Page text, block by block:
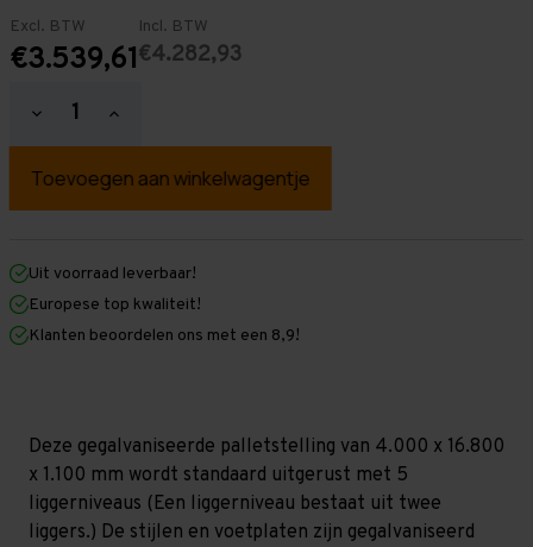
Excl. BTW
€3.539,61
Incl. BTW
€4.282,93
Hoeveelheid
verlagen
Palletstelling
mm
mm
x
1.100
mm
-
Middel
-
T100
Hoeveelheid
verhogen
Palletstelling
mm
mm
1.100
mm
-
Middel
-
T100
Uit voorraad leverbaar!
Europese top kwaliteit!
Klanten beoordelen ons met een 8,9!
Deze gegalvaniseerde palletstelling van 4.000 x 16.800
x 1.100 mm wordt standaard uitgerust met 5
liggerniveaus (Een liggerniveau bestaat uit twee
liggers.) De stijlen en voetplaten zijn gegalvaniseerd